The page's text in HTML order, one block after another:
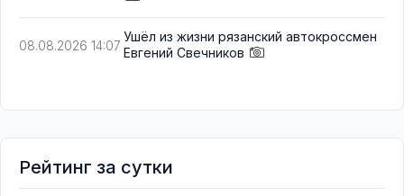
08.08.2026 14:07
Ушёл из жизни рязанский автокроссмен
Евгений Свечников
Рейтинг за сутки